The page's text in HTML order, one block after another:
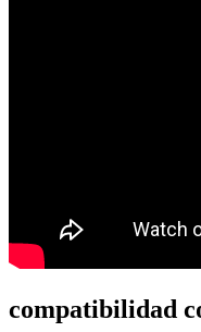
compatibilidad